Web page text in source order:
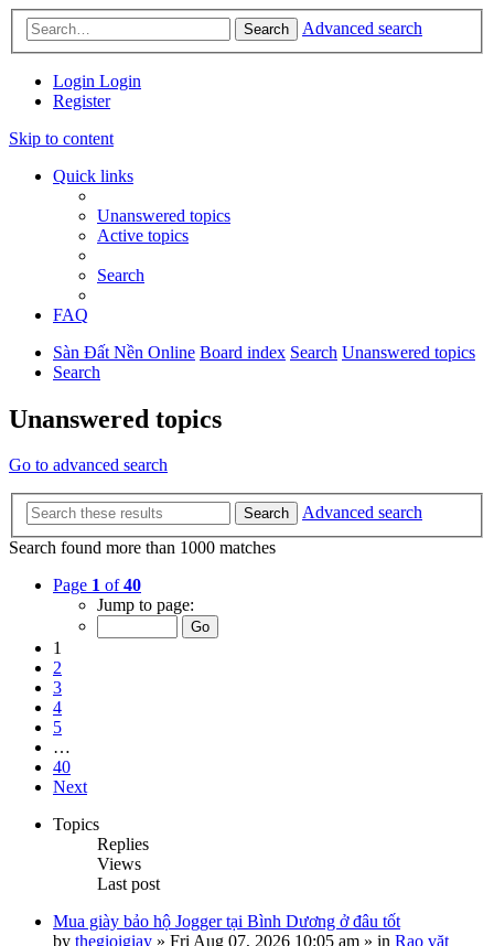
Search Advanced search
Login Login
Register
Skip to content
Quick links
Unanswered topics
Active topics
Search
FAQ
Sàn Đất Nền Online Board index Search Unanswered topics
Search
Unanswered topics
Go to advanced search
Search
Advanced search
Search found more than 1000 matches
Page 1 of40
Jump to page:
1
2
3
4
5
…
40
Next
Topics
Replies
Views
Last post
Mua giày bảo hộ Jogger tại Bình Dương ở đâu tốt
by thegioigiay » Fri Aug 07, 2026 10:05 am » in Rao vặt